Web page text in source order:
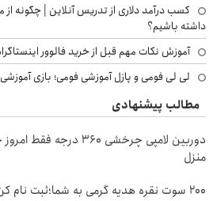
کسب درآمد دلاری از تدریس آنلاین | چگونه از
داشته باشیم؟
آموزش نکات مهم قبل از خرید فالوور
لی لی فومی و پازل آموزشی فومی؛ بازی
مطالب پیشنهادی
دوربین لامپی چرخشی
منزل
200 سوت نقره هدیه گرمی به شما؛ثبت نام کن